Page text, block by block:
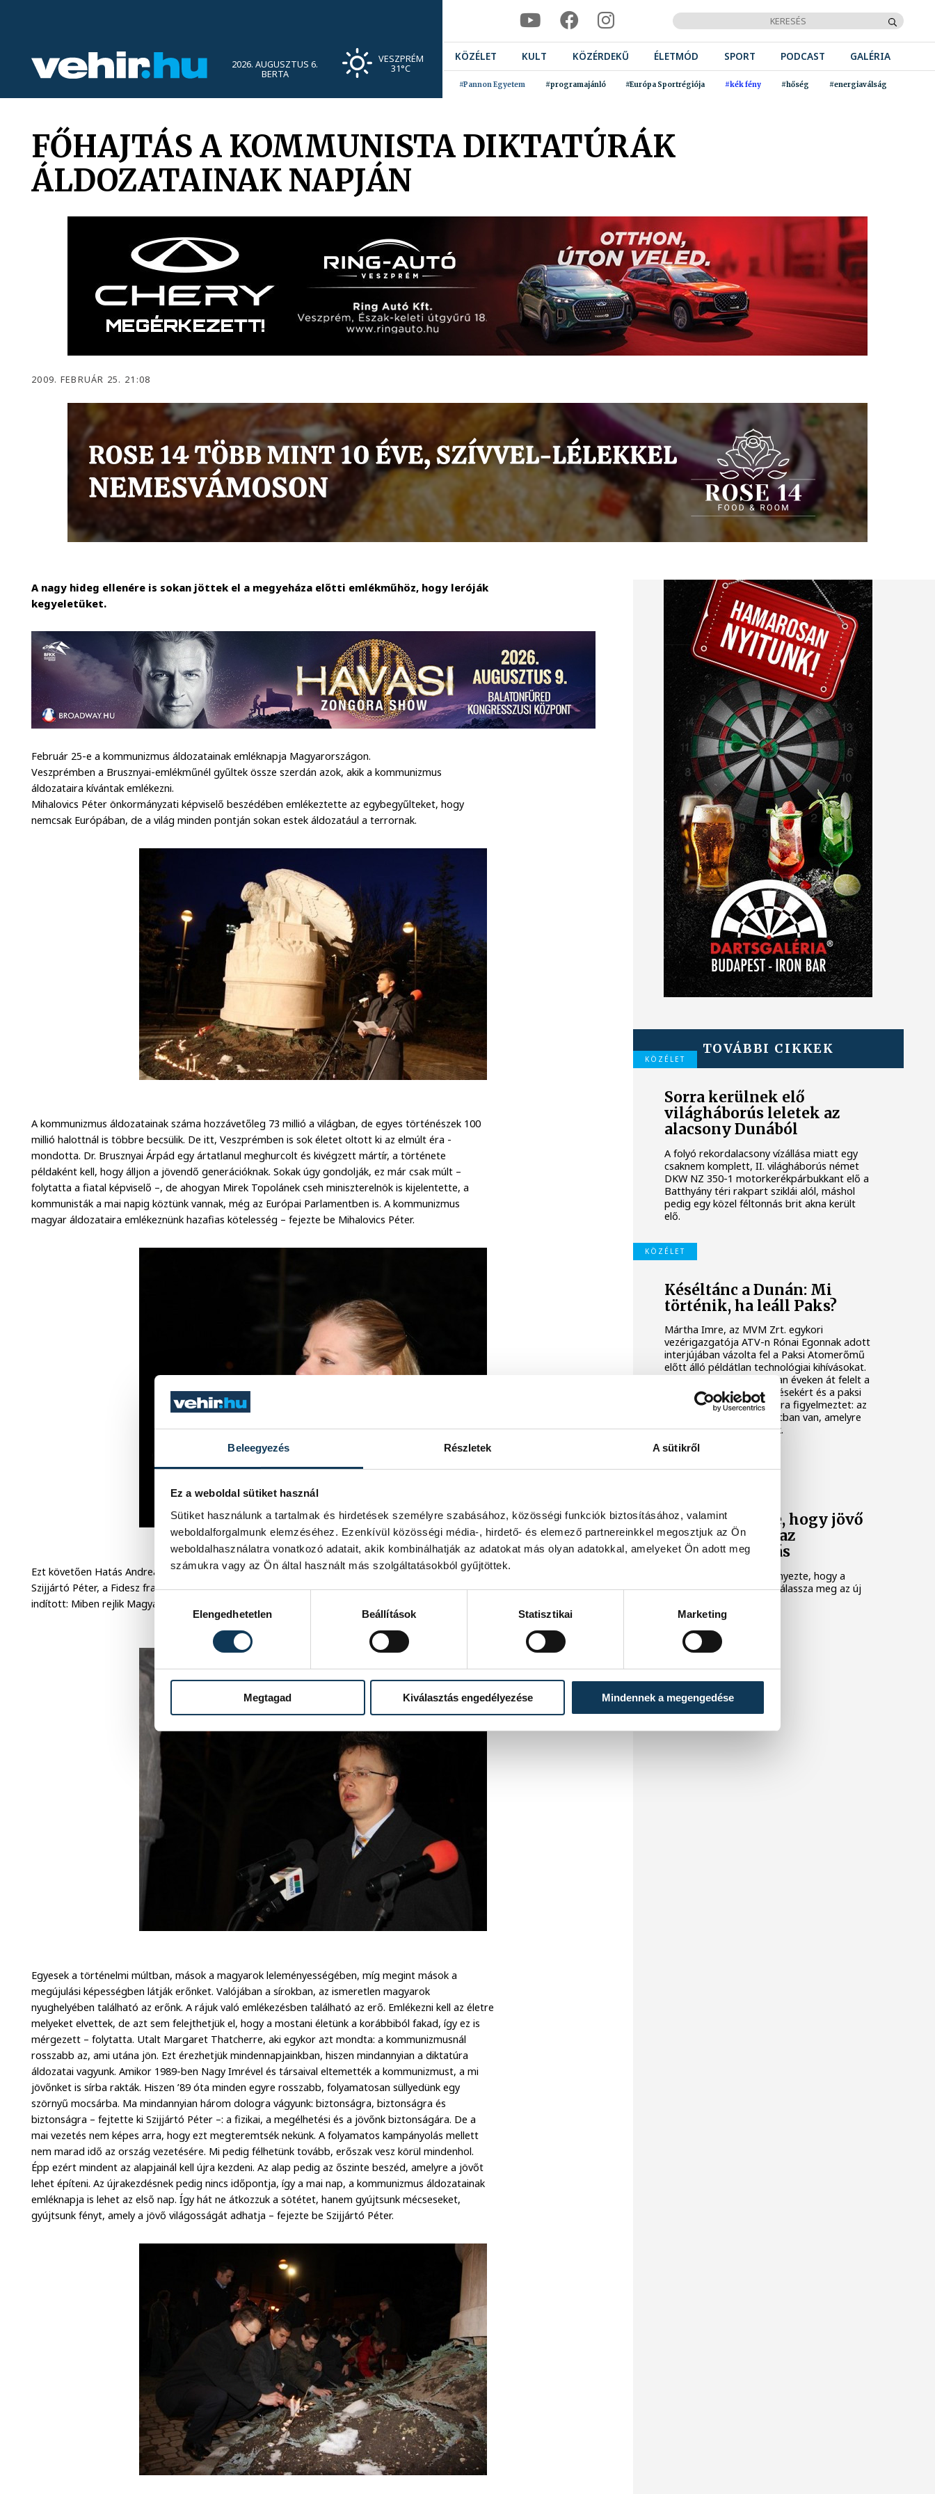
Beleegyezés Részletek A sütikről
Ez a weboldal sütiket használ
Sütiket használunk a tartalmak és hirdetések személyre szabásához, közösségi funkciók biztosításához, valamint
weboldalforgalmunk elemzéséhez. Ezenkívül közösségi média-, hirdető- és elemező partnereinkkel megosztjuk az Ön
weboldalhasználatra vonatkozó adatait, akik kombinálhatják az adatokat más olyan adatokkal, amelyeket Ön adott meg
számukra vagy az Ön által használt más szolgáltatásokból gyűjtöttek.
Elengedhetetlen
Beállítások Statisztikai Marketing
Megtagad Kiválasztás engedélyezése Mindennek a megengedése
2026. AUGUSZTUS 6.
BERTA
VESZPRÉM
31°C
KÖZÉLET KULT KÖZÉRDEKŰ ÉLETMÓD SPORT PODCAST GALÉRIA
#Pannon Egyetem #programajánló #Európa Sportrégiója #kék fény #hőség #energiaválság
FŐHAJTÁS A KOMMUNISTA DIKTATÚRÁK
ÁLDOZATAINAK NAPJÁN
2009. FEBRUÁR 25. 21:08
A nagy hideg ellenére is sokan jöttek el a megyeháza előtti emlékműhöz, hogy leróják
kegyeletüket.
Február 25-e a kommunizmus áldozatainak emléknapja Magyarországon.
Veszprémben a Brusznyai-emlékműnél gyűltek össze szerdán azok, akik a kommunizmus
áldozataira kívántak emlékezni.
Mihalovics Péter önkormányzati képviselő beszédében emlékeztette az egybegyűlteket, hogy
nemcsak Európában, de a világ minden pontján sokan estek áldozatául a terrornak.
A kommunizmus áldozatainak száma hozzávetőleg 73 millió a világban, de egyes történészek 100
millió halottnál is többre becsülik. De itt, Veszprémben is sok életet oltott ki az elmúlt éra -
mondotta. Dr. Brusznyai Árpád egy ártatlanul meghurcolt és kivégzett mártír, a története
példaként kell, hogy álljon a jövendő generációknak. Sokak úgy gondolják, ez már csak múlt –
folytatta a fiatal képviselő –, de ahogyan Mirek Topolánek cseh miniszterelnök is kijelentette, a
kommunisták a mai napig köztünk vannak, még az Európai Parlamentben is. A kommunizmus
magyar áldozataira emlékeznünk hazafias kötelesség – fejezte be Mihalovics Péter.
Ezt követően Hatás Andrea színművésznő adta elő Máté Péter „Ez itt az én hazám” című dalát.
Szijjártó Péter, a Fidesz frakcióvezető-helyettese mondta el beszédét, melyet egy fontos kérdéssel
indított: Miben rejlik Magyarország ereje? Háromféle választ szokás erre adni.
Egyesek a történelmi múltban, mások a magyarok leleményességében, míg megint mások a
megújulási képességben látják erőnket. Valójában a sírokban, az ismeretlen magyarok
nyughelyében található az erőnk. A rájuk való emlékezésben található az erő. Emlékezni kell az életre
melyeket elvettek, de azt sem felejthetjük el, hogy a mostani életünk a korábbiból fakad, így ez is
mérgezett – folytatta. Utalt Margaret Thatcherre, aki egykor azt mondta: a kommunizmusnál
rosszabb az, ami utána jön. Ezt érezhetjük mindennapjainkban, hiszen mindannyian a diktatúra
áldozatai vagyunk. Amikor 1989-ben Nagy Imrével és társaival eltemették a kommunizmust, a mi
jövőnket is sírba rakták. Hiszen ’89 óta minden egyre rosszabb, folyamatosan süllyedünk egy
szörnyű mocsárba. Ma mindannyian három dologra vágyunk: biztonságra, biztonságra és
biztonságra – fejtette ki Szijjártó Péter –: a fizikai, a megélhetési és a jövőnk biztonságára. De a
mai vezetés nem képes arra, hogy ezt megteremtsék nekünk. A folyamatos kampányolás mellett
nem marad idő az ország vezetésére. Mi pedig félhetünk tovább, erőszak vesz körül mindenhol.
Épp ezért mindent az alapjainál kell újra kezdeni. Az alap pedig az őszinte beszéd, amelyre a jövőt
lehet építeni. Az újrakezdésnek pedig nincs időpontja, így a mai nap, a kommunizmus áldozatainak
emléknapja is lehet az első nap. Így hát ne átkozzuk a sötétet, hanem gyújtsunk mécseseket,
gyújtsunk fényt, amely a jövő világosságát adhatja – fejezte be Szijjártó Péter.
TOVÁBBI CIKKEK
KÖZÉLET
Sorra kerülnek elő
világháborús leletek az
alacsony Dunából
A folyó rekordalacsony vízállása miatt egy
csaknem komplett, II. világháborús német
DKW NZ 350-1 motorkerékpárbukkant elő a
Batthyány téri rakpart sziklái alól, máshol
pedig egy közel féltonnás brit akna került
elő.
KÖZÉLET
Késéltánc a Dunán: Mi
történik, ha leáll Paks?
Mártha Imre, az MVM Zrt. egykori
vezérigazgatója ATV-n Rónai Egonnak adott
interjújában vázolta fel a Paksi Atomerőmű
előtt álló példátlan technológiai kihívásokat.
A szakember, aki korábban éveken át felelt a
hazai energetikai fejlesztésekért és a paksi
blokkok működéséért, arra figyelmeztet: az
erőmű olyan üzemállapotban van, amelyre
eredetileg nem tervezték.
kezdeményezte, hogy jövő
kedden legyen az
államfőválasztás
A Tisza-frakció kezdeményezte, hogy a
parlament jövő kedden válassza meg az új